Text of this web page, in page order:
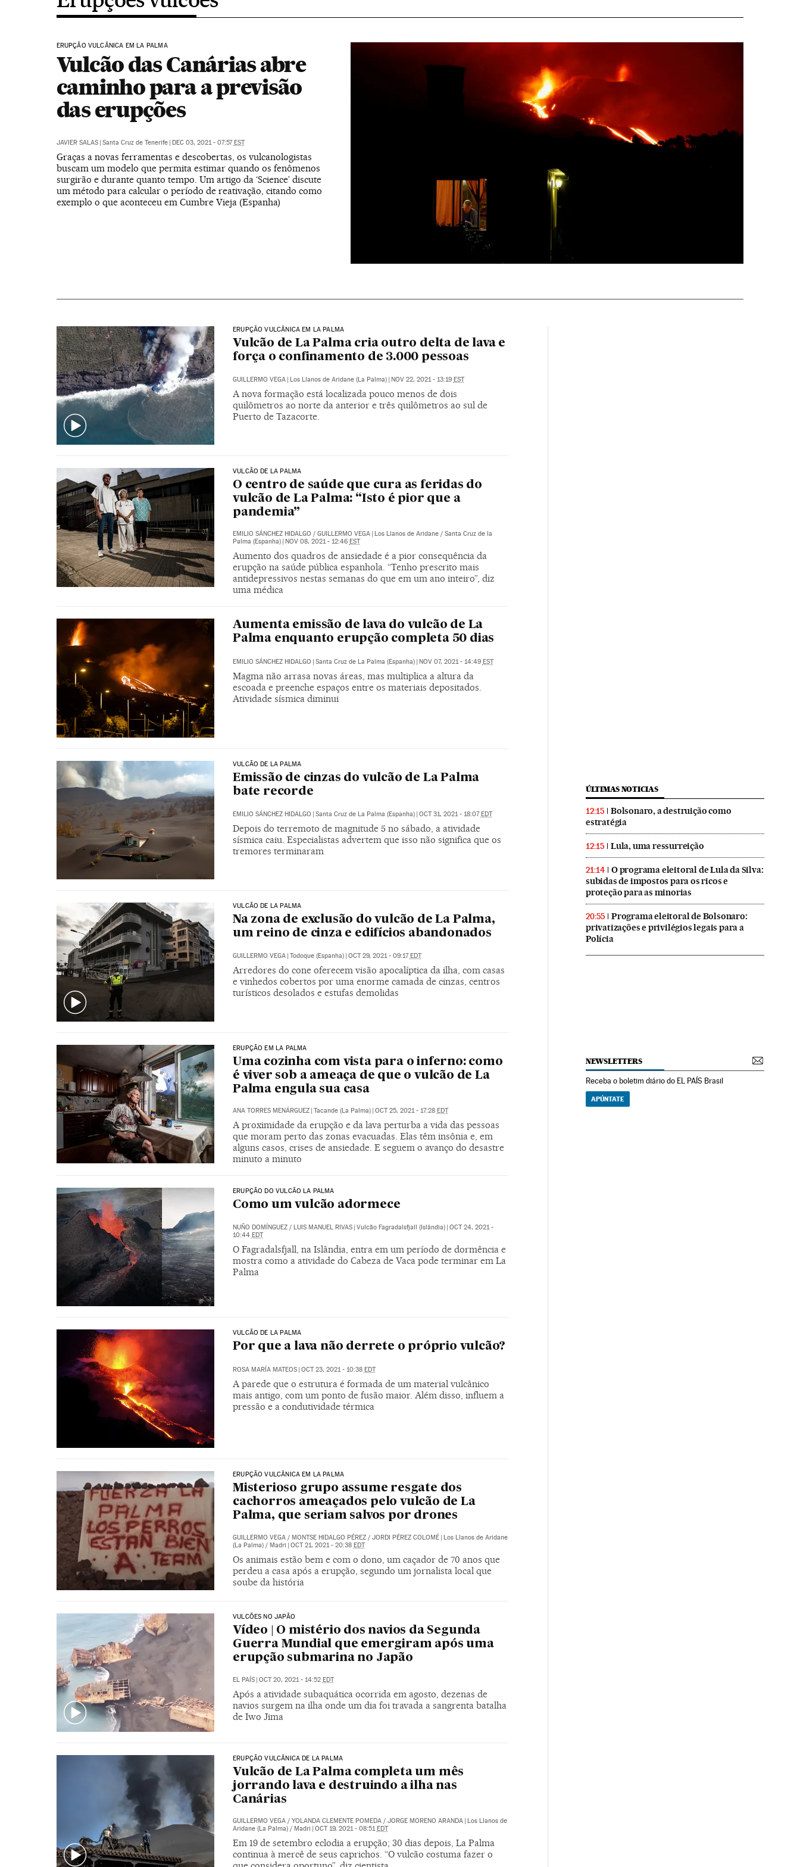
ERUPÇÃO VULCÂNICA EM LA PALMA
Vulcão das Canárias abre
caminho para a previsão
das erupções
JAVIER SALAS | Santa Cruz de Tenerife | DEC 03, 2021 - 07:57EST
Graças a novas ferramentas e descobertas, os vulcanologistas
buscam um modelo que permita estimar quando os fenômenos
surgirão e durante quanto tempo. Um artigo da ‘Science’ discute
um método para calcular o período de reativação, citando como
exemplo o que aconteceu em Cumbre Vieja (Espanha)
ERUPÇÃO VULCÂNICA EM LA PALMA
Vulcão de La Palma cria outro delta de lava e
força o confinamento de 3.000 pessoas
GUILLERMO VEGA | Los Llanos de Aridane (La Palma) | NOV 22, 2021 - 13:19 EST
A nova formação está localizada pouco menos de dois
quilômetros ao norte da anterior e três quilômetros ao sul de
Puerto de Tazacorte.
VULCÃO DE LA PALMA
O centro de saúde que cura as feridas do
vulcão de La Palma: “Isto é pior que a
pandemia”
EMILIO SÁNCHEZ HIDALGO / GUILLERMO VEGA
Los Llanos de Aridane / Santa Cruz de la
Palma (Espanha)
NOV 08, 2021 - 12:46 EST
Aumento dos quadros de ansiedade é a pior consequência da
erupção na saúde pública espanhola. “Tenho prescrito mais
antidepressivos nestas semanas do que em um ano inteiro”, diz
uma médica
Aumenta emissão de lava do vulcão de La
Palma enquanto erupção completa 50 dias
EMILIO SÁNCHEZ HIDALGO Santa Cruz de La Palma (Espanha) NOV 07, 2021 - 14:49 EST
Magma não arrasa novas áreas, mas multiplica a altura da
escoada e preenche espaços entre os materiais depositados.
Atividade sísmica diminui
VULCÃO DE LA PALMA
Emissão de cinzas do vulcão de La Palma
bate recorde
EMILIO SÁNCHEZ HIDALGO | Santa Cruz de La Palma (Espanha) | OCT 31, 2021 - 18:07EDT
Depois do terremoto de magnitude 5 no sábado, a atividade
sísmica caiu. Especialistas advertem que isso não significa que os
tremores terminaram
VULCÃO DE LA PALMA
Na zona de exclusão do vulcão de La Palma,
um reino de cinza e edifícios abandonados
GUILLERMO VEGA Todoque (Espanha) OCT 29, 2021 - 09:17 EDT
Arredores do cone oferecem visão apocalíptica da ilha, com casas
e vinhedos cobertos por uma enorme camada de cinzas, centros
turísticos desolados e estufas demolidas
ERUPÇÃO EM LA PALMA
Uma cozinha com vista para o inferno: como
é viver sob a ameaça de que o vulcão de La
Palma engula sua casa
ANA TORRES MENÁRGUEZ | Tacande (La Palma) | OCT 25, 2021 - 17:28 EDT
A proximidade da erupção e da lava perturba a vida das pessoas
que moram perto das zonas evacuadas. Elas têm insônia e, em
alguns casos, crises de ansiedade. E seguem o avanço do desastre
minuto a minuto
ERUPÇÃO DO VULCÃO LA PALMA
Como um vulcão adormece
NUÑO DOMÍNGUEZ/ LUIS MANUEL RIVAS | Vulcão Fagradalsfjall (Islândia) | OCT 24, 2021 -
10:44 EDT
O Fagradalsfjall, na Islândia, entra em um período de dormência e
mostra como a atividade do Cabeza de Vaca pode terminar em La
Palma
VULCÃO DE LA PALMA
Por que a lava não derrete o próprio vulcão?
ROSA MARÍA MATEOS | OCT 23, 2021 - 10:38 EDT
A parede que o estrutura é formada de um material vulcânico
mais antigo, com um ponto de fusão maior. Além disso, influem a
pressão e a condutividade térmica
ERUPÇÃO VULCÂNICA EM LA PALMA
Misterioso grupo assume resgate dos
cachorros ameaçados pelo vulcão de La
Palma, que seriam salvos por drones
GUILLERMO VEGA/ MONTSE HIDALGO PÉREZ/ JORDI PÉREZ COLOMÉ | Los Llanos de Aridane
(La Palma) / Madri | OCT 21, 2021 - 20:38 EDT
Os animais estão bem e com o dono, um caçador de 70 anos que
perdeu a casa após a erupção, segundo um jornalista local que
soube da história
VULCÕES NO JAPÃO
Vídeo | O mistério dos navios da Segunda
Guerra Mundial que emergiram após uma
erupção submarina no Japão
EL PAÍS | OCT 20, 2021 - 14:52 EDT
Após a atividade subaquática ocorrida em agosto, dezenas de
navios surgem na ilha onde um dia foi travada a sangrenta batalha
de Iwo Jima
ERUPÇÃO VULCÂNICA DE LA PALMA
Vulcão de La Palma completa um mês
jorrando lava e destruindo a ilha nas
Canárias
GUILLERMO VEGA/ YOLANDA CLEMENTE POMEDA/ JORGE MORENO ARANDA
Los Llanos de
Aridane (La Palma) / Madri
OCT 19, 2021 - 08:51 EDT
Em 19 de setembro eclodia a erupção; 30 dias depois, La Palma
continua à mercê de seus caprichos. “O vulcão costuma fazer o
ÚLTIMAS NOTICIAS
12:15
Bolsonaro, a destruição como
estratégia
12:15 Lula, uma ressurreição
21:14
O programa eleitoral de Lula da Silva:
subidas de impostos para os ricos e
proteção para as minorias
20:55
Programa eleitoral de Bolsonaro:
privatizações e privilégios legais para a
Polícia
NEWSLETTERS
Receba o boletim diário do EL PAÍS Brasil
APÚNTATE